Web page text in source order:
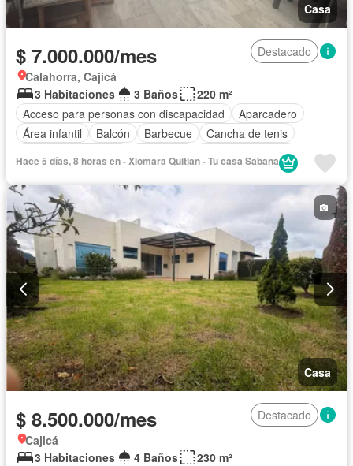
Casa
$ 7.000.000/mes
Destacado
Calahorra, Cajicá
3 Habitaciones
3 Baños
220 m²
Acceso para personas con discapacidad
Aparcadero
Área infantil
Balcón Barbecue
Cancha de tenis
Cocina amoblada
Gas natural
Gimnasio
Jardín Piscina Vigilante
Seguridad privada
Permite niños
Solo familias
Hace 5 días, 8 horas en - Xiomara Quitian - Tu casa Sabana
Casa
$ 8.500.000/mes
Destacado
Cajicá
3 Habitaciones
4 Baños
230 m²